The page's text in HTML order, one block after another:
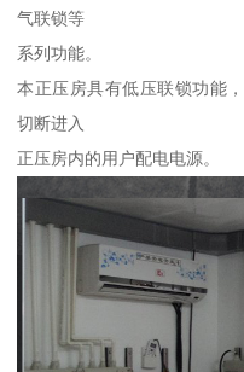
气联锁等
系列功能。
本正压房具有低压联锁功能
切断进入
正压房内的用户配电电源。